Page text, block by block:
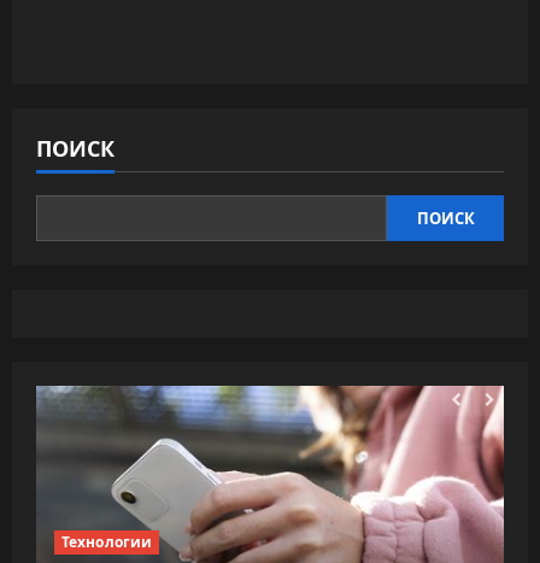
ПОИСК
ПОИСК
Технологии